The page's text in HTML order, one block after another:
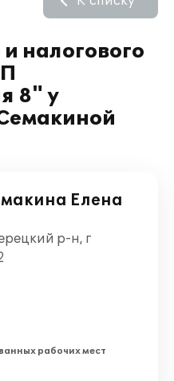
налогового
8" у
Елена
р-н, г
рабочих мест